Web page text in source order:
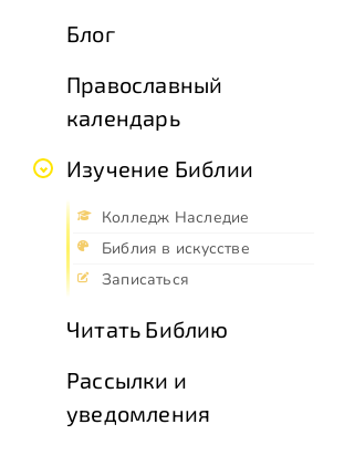
Блог
Православный
календарь
Изучение Библии
Колледж Наследие
Библия в искусстве
Записаться
Читать Библию
Рассылки и
уведомления